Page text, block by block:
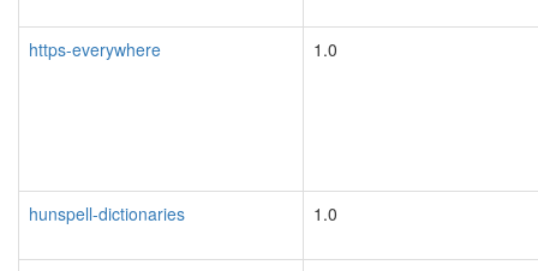
https-everywhere 1.0
hunspell-dictionaries 1.0